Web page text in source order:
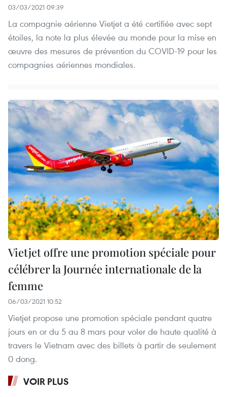
03/03/2021 09:39
La compagnie aérienne Vietjet a été certifiée avec sept
étoiles, la note la plus élevée au monde pour la mise en
œuvre des mesures de prévention du COVID-19 pour les
compagnies aériennes mondiales.
Vietjet offre une promotion spéciale pour
célébrer la Journée internationale de la
femme
06/03/2021 10:52
Vietjet propose une promotion spéciale pendant quatre
jours en or du 5 au 8 mars pour voler de haute qualité à
travers le Vietnam avec des billets à partir de seulement
0 dong.
VOIR PLUS